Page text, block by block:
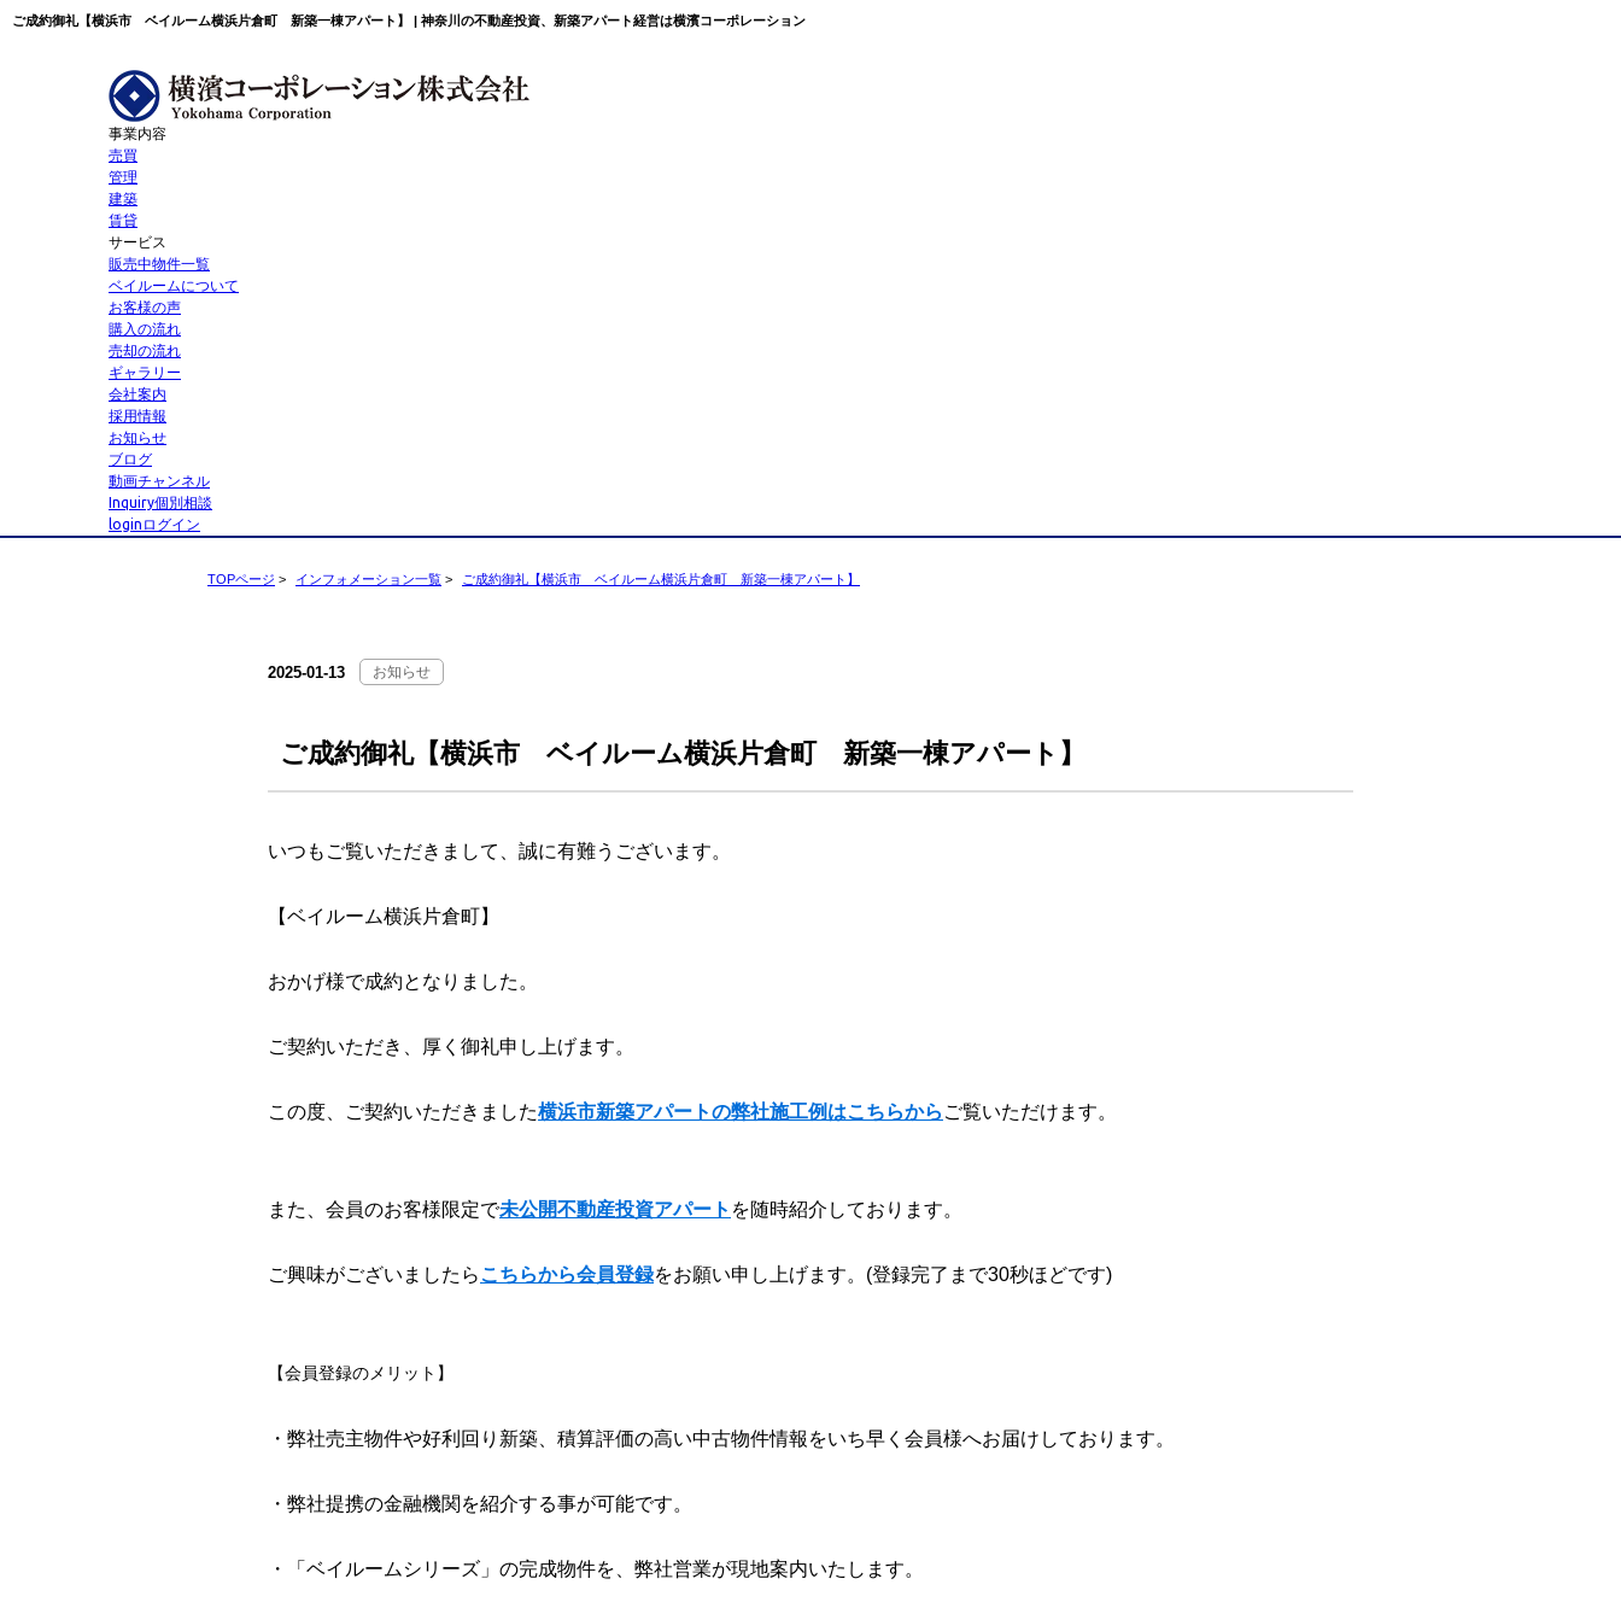
ご成約御礼【横浜市 ベイルーム横浜片倉町 新築一棟アパート】 | 神奈川の不動産投資、新築アパート経営は横濱コーポレーション
事業内容
売買
管理
建築
賃貸
サービス
販売中物件一覧
ベイルームについて
お客様の声
購入の流れ
売却の流れ
ギャラリー
会社案内
採用情報
お知らせ
ブログ
動画チャンネル
Inquiry個別相談
login ログイン
TOPページ > インフォメーション一覧 > ご成約御礼【横浜市 ベイルーム横浜片倉町 新築一棟アパート】
2025-01-13 お知らせ
ご成約御礼【横浜市 ベイルーム横浜片倉町 新築一棟アパート】
いつもご覧いただきまして、誠に有難うございます。
【ベイルーム横浜片倉町】
おかげ様で成約となりました。
ご契約いただき、厚く御礼申し上げます。
この度、ご契約いただきました横浜市新築アパートの弊社施工例はこちらから ご覧いただけます。
また、会員のお客様限定で未公開不動産投資アパート を随時紹介しております。
ご興味がございましたらこちらから会員登録をお願い申し上げます。(登録完了まで30秒ほどです)
【会員登録のメリット】
・弊社売主物件や好利回り新築、積算評価の高い中古物件情報をいち早く会員様へお届けしております。
・弊社提携の金融機関を紹介する事が可能です。
・「ベイルームシリーズ」の完成物件を、弊社営業が現地案内いたします。